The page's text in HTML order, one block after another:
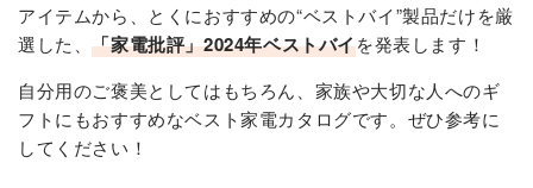
アイテムから、とくにおすすめの“ベストバイ”製品だけを厳
選した、「家電批評」2024年ベストバイを発表します！
自分用のご褒美としてはもちろん、家族や大切な人へのギ
フトにもおすすめなベスト家電カタログです。ぜひ参考に
してください！